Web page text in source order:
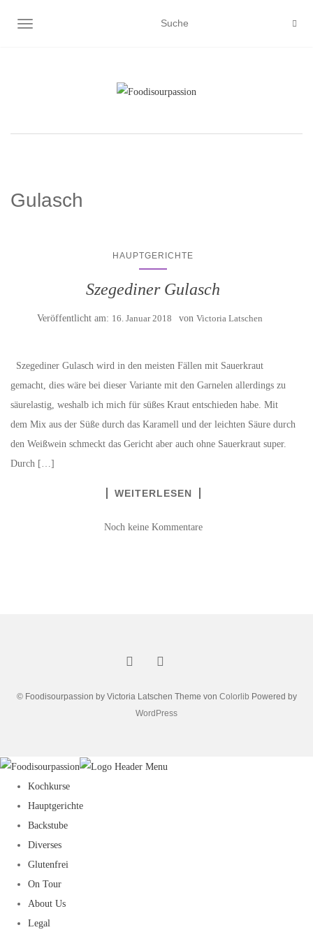
NAVIGATION EIN-/AUSSCHALTEN
Gulasch
HAUPTGERICHTE
Szegediner Gulasch
Veröffentlicht am: 16. Januar 2018 von Victoria Latschen
Szegediner Gulasch wird in den meisten Fällen mit Sauerkraut
gemacht, dies wäre bei dieser Variante mit den Garnelen allerdings zu
säurelastig, weshalb ich mich für süßes Kraut entschieden habe. Mit
dem Mix aus der Süße durch das Karamell und der leichten Säure durch
den Weißwein schmeckt das Gericht aber auch ohne Sauerkraut super.
Durch […]
WEITERLESEN
Noch keine Kommentare
© Foodisourpassion by Victoria Latschen Theme von Colorlib Powered by
WordPress
Kochkurse
Hauptgerichte
Backstube
Diverses
Glutenfrei
On Tour
About Us
Legal